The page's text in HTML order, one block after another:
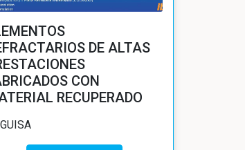
DE ALTAS
CON
RECUPERADO